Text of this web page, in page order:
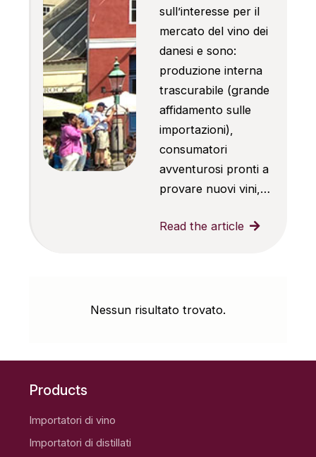
sull’interesse per il
mercato del vino dei
danesi e sono:
produzione interna
trascurabile (grande
affidamento sulle
importazioni),
consumatori
avventurosi pronti a
provare nuovi vini,…
Read the article
Nessun risultato trovato.
Products
Importatori di vino
Importatori di distillati